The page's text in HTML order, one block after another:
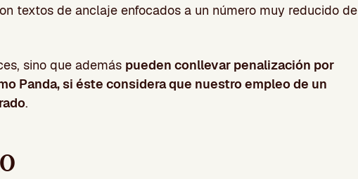
textos de anclaje enfocados a un número muy reducido de
sino que además pueden conllevar penalización por
Panda, si éste considera que nuestro empleo de un
.